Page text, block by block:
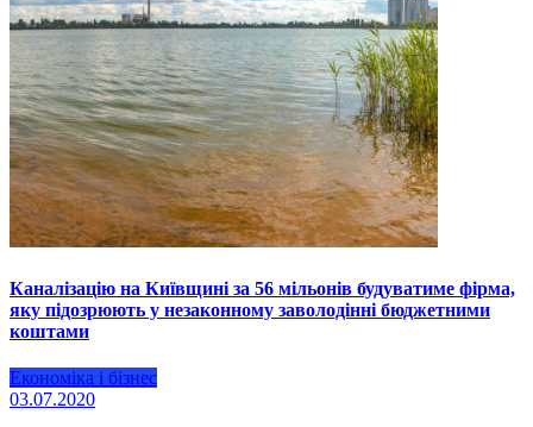
Каналізацію на Київщині за 56 мільонів будуватиме фірма,
яку підозрюють у незаконному заволодінні бюджетними
коштами
Економіка і бізнес
03.07.2020